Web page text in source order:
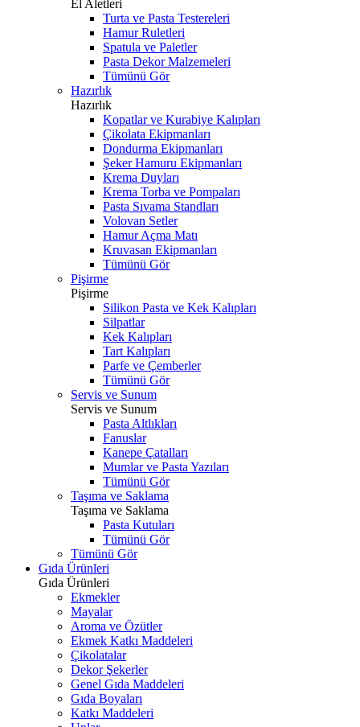
El Aletleri
Turta ve Pasta Testereleri
Hamur Ruletleri
Spatula ve Paletler
Pasta Dekor Malzemeleri
Tümünü Gör
Hazırlık
Hazırlık
Kopatlar ve Kurabiye Kalıpları
Çikolata Ekipmanları
Dondurma Ekipmanları
Şeker Hamuru Ekipmanları
Krema Duyları
Krema Torba ve Pompaları
Pasta Sıvama Standları
Volovan Setler
Hamur Açma Matı
Kruvasan Ekipmanları
Tümünü Gör
Pişirme
Pişirme
Silikon Pasta ve Kek Kalıpları
Silpatlar
Kek Kalıpları
Tart Kalıpları
Parfe ve Çemberler
Tümünü Gör
Servis ve Sunum
Servis ve Sunum
Pasta Altlıkları
Fanuslar
Kanepe Çatalları
Mumlar ve Pasta Yazıları
Tümünü Gör
Taşıma ve Saklama
Taşıma ve Saklama
Pasta Kutuları
Tümünü Gör
Tümünü Gör
Gıda Ürünleri
Gıda Ürünleri
Ekmekler
Mayalar
Aroma ve Özütler
Ekmek Katkı Maddeleri
Çikolatalar
Dekor Şekerler
Genel Gıda Maddeleri
Gıda Boyaları
Katkı Maddeleri